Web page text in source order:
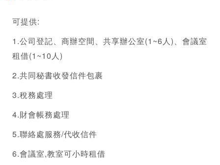
可提供:
1.公司登記 、商辦空間、 共享辦公室(1~6人)、會議室
租借(1~10人)
2.共同秘書收發信件包裹
3.稅務處理
4.財會帳務處理
5.聯絡處服務/代收信件
6.會議室,教室可小時租借